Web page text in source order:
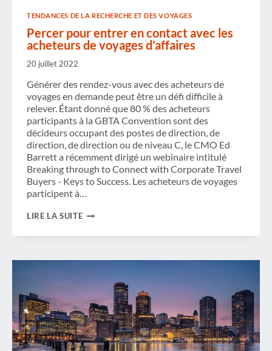
TENDANCES DE LA RECHERCHE ET DES VOYAGES
Percer pour entrer en contact avec les
acheteurs de voyages d'affaires
20 juillet 2022
Générer des rendez-vous avec des acheteurs de
voyages en demande peut être un défi difficile à
relever. Étant donné que 80 % des acheteurs
participants à la GBTA Convention sont des
décideurs occupant des postes de direction, de
direction, de direction ou de niveau C, le CMO Ed
Barrett a récemment dirigé un webinaire intitulé
Breaking through to Connect with Corporate Travel
Buyers - Keys to Success. Les acheteurs de voyages
participent à…
LIRE LA SUITEPERCER
AVEC
ACHETEURS
VOYAGES
D'AFFAIRES